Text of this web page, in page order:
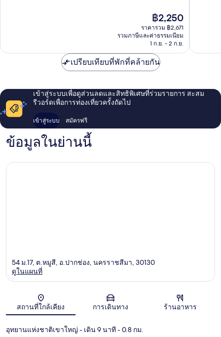
ราคา
ปัจจุบัน
คือ
฿2,250
฿2,250
ราคารวม ฿2,671
รวมภาษีและค่าธรรมเนียม
1 ก.ย. - 2 ก.ย.
เปรียบเทียบที่พักที่คล้ายกัน
เข้าสู่ระบบเพื่อดูส่วนลดและสิทธิพิเศษที่ร่วมรายการ สะสม
รีวอร์ดเพื่อการท่องเที่ยวครั้งถัดไป
เข้าสู่ระบบ สมัครฟรี
ข้อมูลในย่านนี้
แผนที่
54 ม.17, ต.หมูสี, อ.ปากช่อง, นครราชสีมา, 30130
ดูในแผนที่
สถานที่ใกล้เคียง การเดินทาง ร้านอาหาร
อุทยานแห่งชาติเขาใหญ่ - เดิน 9 นาที- 0.8 กม.